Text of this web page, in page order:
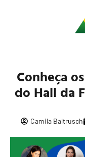
Conheça
do Hall da
Camila Baltrusch